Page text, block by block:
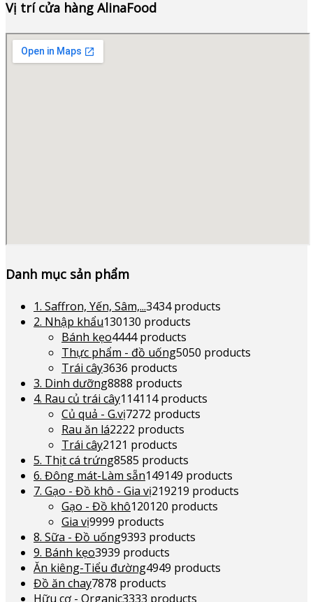
Vị trí cửa hàng AlinaFood
Danh mục sản phẩm
1. Saffron, Yến, Sâm,...3434 products
2. Nhập khẩu130130 products
Bánh kẹo4444 products
Thực phẩm - đồ uống5050 products
Trái cây3636 products
3. Dinh dưỡng8888 products
4. Rau củ trái cây114114 products
Củ quả - G.vị7272 products
Rau ăn lá2222 products
Trái cây2121 products
5. Thịt cá trứng8585 products
6. Đông mát-Làm sẵn149149 products
7. Gạo - Đồ khô - Gia vị219219 products
Gạo - Đồ khô120120 products
Gia vị9999 products
8. Sữa - Đồ uống9393 products
9. Bánh kẹo3939 products
Ăn kiêng-Tiểu đường4949 products
Đồ ăn chay7878 products
Hữu cơ - Organic3333 products